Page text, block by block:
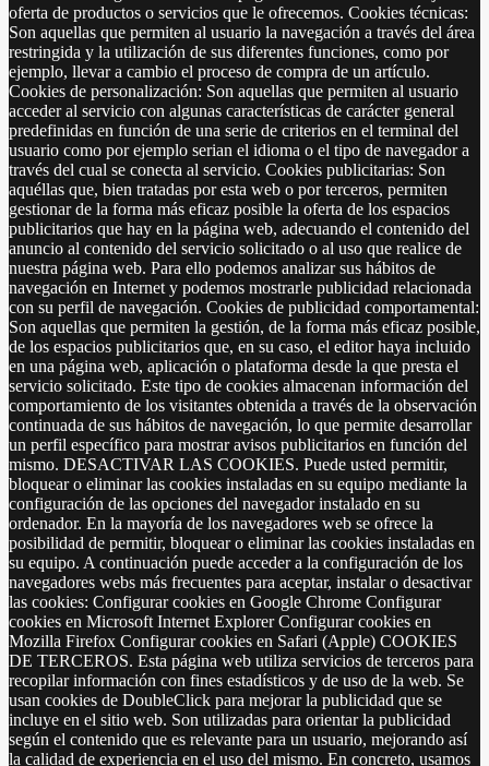
oferta de productos o servicios que le ofrecemos. Cookies técnicas:
Son aquellas que permiten al usuario la navegación a través del área
restringida y la utilización de sus diferentes funciones, como por
ejemplo, llevar a cambio el proceso de compra de un artículo.
Cookies de personalización: Son aquellas que permiten al usuario
acceder al servicio con algunas características de carácter general
predefinidas en función de una serie de criterios en el terminal del
usuario como por ejemplo serian el idioma o el tipo de navegador a
través del cual se conecta al servicio. Cookies publicitarias: Son
aquéllas que, bien tratadas por esta web o por terceros, permiten
gestionar de la forma más eficaz posible la oferta de los espacios
publicitarios que hay en la página web, adecuando el contenido del
anuncio al contenido del servicio solicitado o al uso que realice de
nuestra página web. Para ello podemos analizar sus hábitos de
navegación en Internet y podemos mostrarle publicidad relacionada
con su perfil de navegación. Cookies de publicidad comportamental:
Son aquellas que permiten la gestión, de la forma más eficaz posible,
de los espacios publicitarios que, en su caso, el editor haya incluido
en una página web, aplicación o plataforma desde la que presta el
servicio solicitado. Este tipo de cookies almacenan información del
comportamiento de los visitantes obtenida a través de la observación
continuada de sus hábitos de navegación, lo que permite desarrollar
un perfil específico para mostrar avisos publicitarios en función del
mismo. DESACTIVAR LAS COOKIES. Puede usted permitir,
bloquear o eliminar las cookies instaladas en su equipo mediante la
configuración de las opciones del navegador instalado en su
ordenador. En la mayoría de los navegadores web se ofrece la
posibilidad de permitir, bloquear o eliminar las cookies instaladas en
su equipo. A continuación puede acceder a la configuración de los
navegadores webs más frecuentes para aceptar, instalar o desactivar
las cookies: Configurar cookies en Google Chrome Configurar
cookies en Microsoft Internet Explorer Configurar cookies en
Mozilla Firefox Configurar cookies en Safari (Apple) COOKIES
DE TERCEROS. Esta página web utiliza servicios de terceros para
recopilar información con fines estadísticos y de uso de la web. Se
usan cookies de DoubleClick para mejorar la publicidad que se
incluye en el sitio web. Son utilizadas para orientar la publicidad
según el contenido que es relevante para un usuario, mejorando así
la calidad de experiencia en el uso del mismo. En concreto, usamos